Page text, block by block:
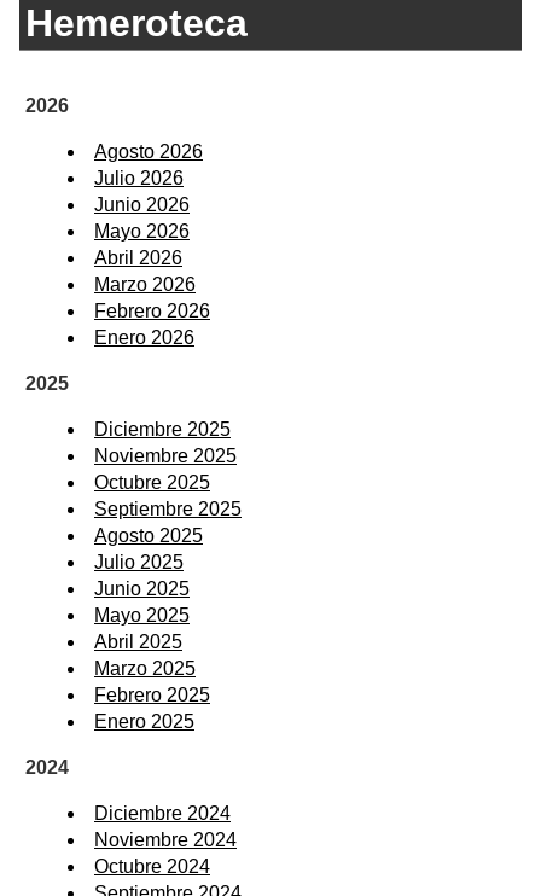
Hemeroteca
2026
Agosto 2026
Julio 2026
Junio 2026
Mayo 2026
Abril 2026
Marzo 2026
Febrero 2026
Enero 2026
2025
Diciembre 2025
Noviembre 2025
Octubre 2025
Septiembre 2025
Agosto 2025
Julio 2025
Junio 2025
Mayo 2025
Abril 2025
Marzo 2025
Febrero 2025
Enero 2025
2024
Diciembre 2024
Noviembre 2024
Octubre 2024